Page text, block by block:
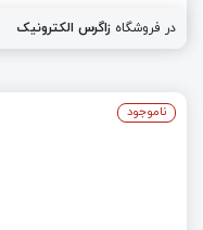
در فروشگاه زاگرس الکترونیک
ناموجود